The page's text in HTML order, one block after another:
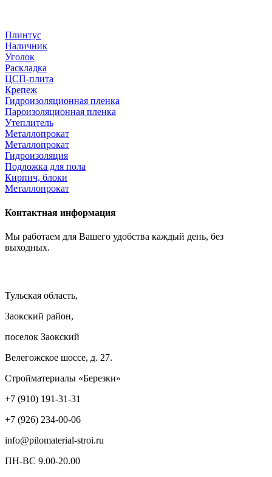
Плинтус
Наличник
Уголок
Раскладка
ЦСП-плита
Крепеж
Гидроизоляционная пленка
Пароизоляционная пленка
Утеплитель
Металлопрокат
Металлопрокат
Гидроизоляция
Подложка для пола
Кирпич, блоки
Металлопрокат
Контактная информация
Мы работаем для Вашего удобства каждый день, без
выходных.
Тульская область,
Заокский район,
поселок Заокский
Велегожское шоссе, д. 27.
Стройматериалы «Березки»
+7 (910) 191-31-31
+7 (926) 234-00-06
info@pilomaterial-stroi.ru
ПН-ВС 9.00-20.00